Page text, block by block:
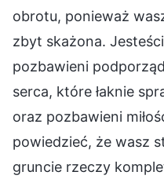
obrotu, ponieważ
zbyt skażona.
pozbawieni
serca, które łaknie
oraz pozbawieni
powiedzieć, że wasz
gruncie rzeczy